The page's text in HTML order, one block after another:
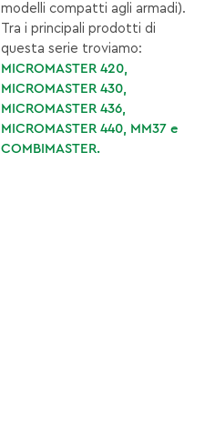
modelli compatti agli armadi).
Tra i principali prodotti di
questa serie troviamo:
MICROMASTER 420,
MICROMASTER 430,
MICROMASTER 436,
MICROMASTER 440, MM37 e
COMBIMASTER.